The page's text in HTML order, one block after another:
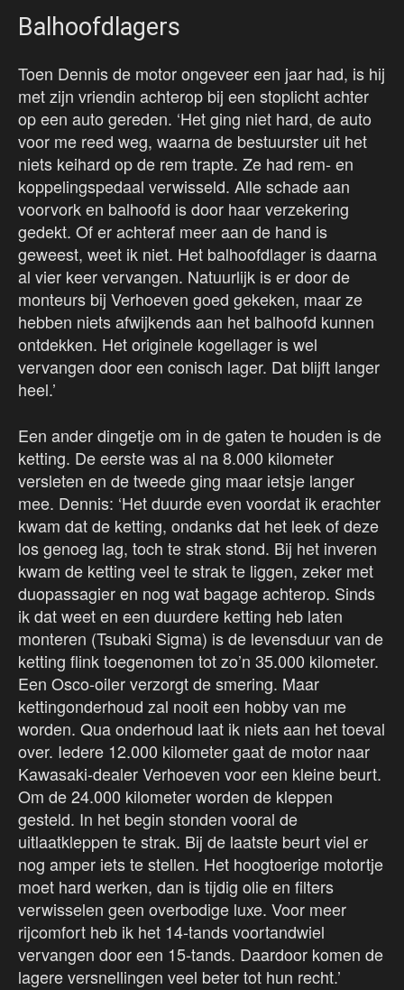
Balhoofdlagers
Toen Dennis de motor ongeveer een jaar had, is hij
met zijn vriendin achterop bij een stoplicht achter
op een auto gereden. ‘Het ging niet hard, de auto
voor me reed weg, waarna de bestuurster uit het
niets keihard op de rem trapte. Ze had rem- en
koppelingspedaal verwisseld. Alle schade aan
voorvork en balhoofd is door haar verzekering
gedekt. Of er achteraf meer aan de hand is
geweest, weet ik niet. Het balhoofdlager is daarna
al vier keer vervangen. Natuurlijk is er door de
monteurs bij Verhoeven goed gekeken, maar ze
hebben niets afwijkends aan het balhoofd kunnen
ontdekken. Het originele kogellager is wel
vervangen door een conisch lager. Dat blijft langer
heel.’
Een ander dingetje om in de gaten te houden is de
ketting. De eerste was al na 8.000 kilometer
versleten en de tweede ging maar ietsje langer
mee. Dennis: ‘Het duurde even voordat ik erachter
kwam dat de ketting, ondanks dat het leek of deze
los genoeg lag, toch te strak stond. Bij het inveren
kwam de ketting veel te strak te liggen, zeker met
duopassagier en nog wat bagage achterop. Sinds
ik dat weet en een duurdere ketting heb laten
monteren (Tsubaki Sigma) is de levensduur van de
ketting flink toegenomen tot zo’n 35.000 kilometer.
Een Osco-oiler verzorgt de smering. Maar
kettingonderhoud zal nooit een hobby van me
worden. Qua onderhoud laat ik niets aan het toeval
over. Iedere 12.000 kilometer gaat de motor naar
Kawasaki-dealer Verhoeven voor een kleine beurt.
Om de 24.000 kilometer worden de kleppen
gesteld. In het begin stonden vooral de
uitlaatkleppen te strak. Bij de laatste beurt viel er
nog amper iets te stellen. Het hoogtoerige motortje
moet hard werken, dan is tijdig olie en filters
verwisselen geen overbodige luxe. Voor meer
rijcomfort heb ik het 14-tands voortandwiel
vervangen door een 15-tands. Daardoor komen de
lagere versnellingen veel beter tot hun recht.’